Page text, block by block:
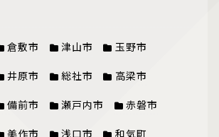
倉敷市 津山市 玉野市
井原市 総社市 高梁市
備前市 瀬戸内市 赤磐市
美作市 浅口市 和気町